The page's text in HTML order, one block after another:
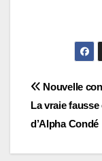
de
l’article
Nouvelle
La vraie
d’Alpha Condé